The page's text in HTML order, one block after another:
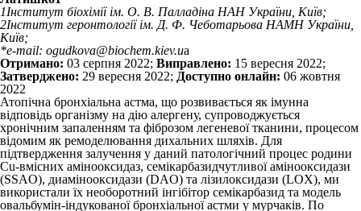
1Інститут біохімії ім. О. В. Палладіна НАН України, Київ;
2Інститут геронтології ім. Д. Ф. Чеботарьова НАМН України,
Київ;
*e-mail: ogudkova@biochem.kiev.ua
Отримано: 03 серпня 2022; Виправлено: 15 вересня 2022;
Затверджено: 29 вересня 2022; Доступно онлайн: 06 жовтня
2022
Атопічна бронхіальна астма, що розвивається як імунна
відповідь організму на дію алергену, супроводжується
хронічним запаленням та фіброзом легеневої тканини, процесом
відомим як ремоделювання дихальних шляхів. Для
підтвердження залучення у даний патологічний процес родини
Cu-вмісних амінооксидаз, семікарбазидчутливої амінооксидази
(SSAO), диамінооксидази (DAO) та лізилоксидази (LOX), ми
використали їх необоротний інгібітор семікарбазид та модель
овальбумін-індукованої бронхіальної астми у мурчаків. По